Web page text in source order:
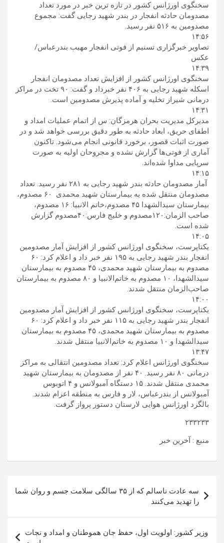
سخنگوی اورژانس کشور در تازه ترین خبر در مورد تعداد
مصدومان حادثه انفجار در بندر شهید رجایی گفت: مجموع
مصدومین به ۵۱۶ نفر رسید.
۱۴:۵۶
تصاویر خبرگزاری تسنیم از فوتی انفجار مهیب بندرعباس/
عکس
۱۴:۳۹
سخنگوی اورژانس کشور از افزایش تعداد مصدومان انفجار
اسکله شهید رجایی به ۴۰۶ نفر خبرداد و گفت: ۹۰ تخت در مراکز
درمانی شیراز تخلیه و آماده پذیرش مصدومین است.
۱۴:۳۱
مدیرکل مدیریت بحران هرمزگان: س از اتمام عملیات امداد و
اطفای حریق، ابعاد حادثه به طور دقیق بررسی خواهد شد و در
صورت اثبات قصور، برخورد قانونی انجام می‌شود. تاکنون
آماری از فوتی‌ها گزارش نشده و مجروحان اولیه به صورت
سرپایی مداوا شده‌اند.
۱۴:۱۵
آمار مصدومان حادثه بندر شهید رجایی به ۲۸۱ نفر رسید. تعداد
مصدومان منتقل شده به بیمارستان شهید محمدی ۶۰ مصدوم،‌
بیمارستان سیدالشهدا ۴۵ مصدوم،‌خاتم الانبیا: ۱۶ مصدوم،
صاحب الزمان:۱۲۰مصدوم و خلیج فارس:۴۰مصدوم گزارش
شده است.
۱۴:۰۵
یکتاپرست، سخنگوی اورژانس کشور از افزایش آمار مصدومین
انفجار بندر شهید رجایی به ۱۹۵ نفر خبر داد و اعلام کرد: ۶۰
مصدوم به بیمارستان شهید محمدی، ۴۵ مصدوم به بیمارستان
سیدالشهدا، ۱۰ مصدوم به خاتم‌الانبیا و ۸۰ مصدوم به بیمارستان
صاحب‌الزمان منتقل شدند.
۱۴:۰۰
یکتاپرست، سخنگوی اورژانس کشور از افزایش آمار مصدومین
انفجار بندر شهید رجایی به ۱۱۵ نفر خبر داد و اعلام کرد: ۶۰
مصدوم به بیمارستان شهید محمدی، ۴۵ مصدوم به بیمارستان
سیدالشهدا و ۱۰ مصدوم به خاتم‌الانبیا منتقل شدند.
۱۳:۴۷
سخنگوی اورژانس اعلام کرد: تعداد مصدومین انتقالی به مراکز
درمانی ۸۰ نفر رسید. ۴۰ نفر از مصدومان به بیمارستان شهید
محمدی منتقل شدند. ۱۵ دستگاه آمبولانس و ۴ اتوبوس
آمبولانس از بندرعباس، لار و فارس به منطقه اعزام شدند.
بالگرد اورژانس هوایی لارستان دستور پرواز گرفت.
۲۳۳۲۳۳
منبع : آخرین خبر
نوشته
سه عادت ناسالم که از ۳۵ سالگی سلامت جسم و روان شما
را تهدید می‌کنند
وزیر کشور: اولویت اول، حفظ جان هموطنان و امداد و نجات